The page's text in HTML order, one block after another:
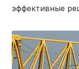
эффективные